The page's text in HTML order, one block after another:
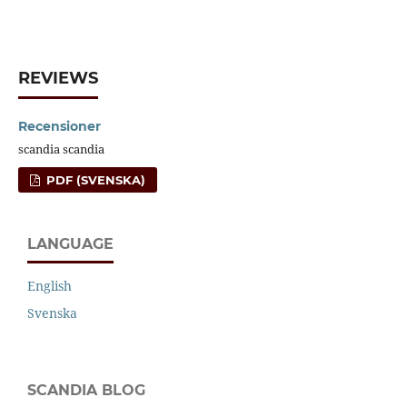
REVIEWS
Recensioner
scandia scandia
PDF (SVENSKA)
LANGUAGE
English
Svenska
SCANDIA BLOG